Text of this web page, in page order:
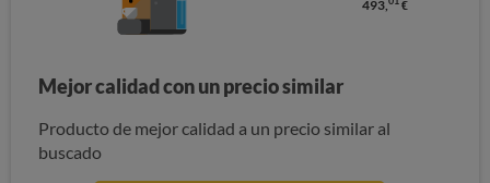
493,
€
Mejor calidad con un precio similar
Producto de mejor calidad a un precio similar al
buscado